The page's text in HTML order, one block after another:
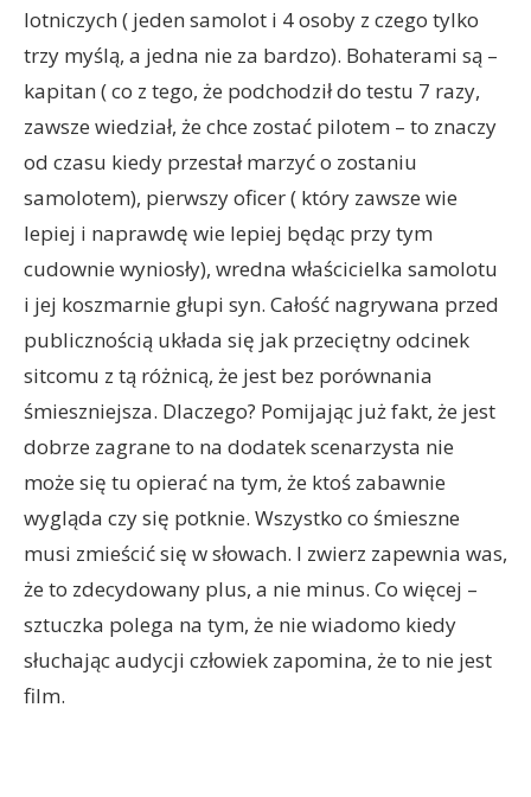
lotniczych ( jeden samolot i 4 osoby z czego tylko
trzy myślą, a jedna nie za bardzo). Bohaterami są –
kapitan ( co z tego, że podchodził do testu 7 razy,
zawsze wiedział, że chce zostać pilotem – to znaczy
od czasu kiedy przestał marzyć o zostaniu
samolotem), pierwszy oficer ( który zawsze wie
lepiej i naprawdę wie lepiej będąc przy tym
cudownie wyniosły), wredna właścicielka samolotu
i jej koszmarnie głupi syn. Całość nagrywana przed
publicznością układa się jak przeciętny odcinek
sitcomu z tą różnicą, że jest bez porównania
śmieszniejsza. Dlaczego? Pomijając już fakt, że jest
dobrze zagrane to na dodatek scenarzysta nie
może się tu opierać na tym, że ktoś zabawnie
wygląda czy się potknie. Wszystko co śmieszne
musi zmieścić się w słowach. I zwierz zapewnia was,
że to zdecydowany plus, a nie minus. Co więcej –
sztuczka polega na tym, że nie wiadomo kiedy
słuchając audycji człowiek zapomina, że to nie jest
film.